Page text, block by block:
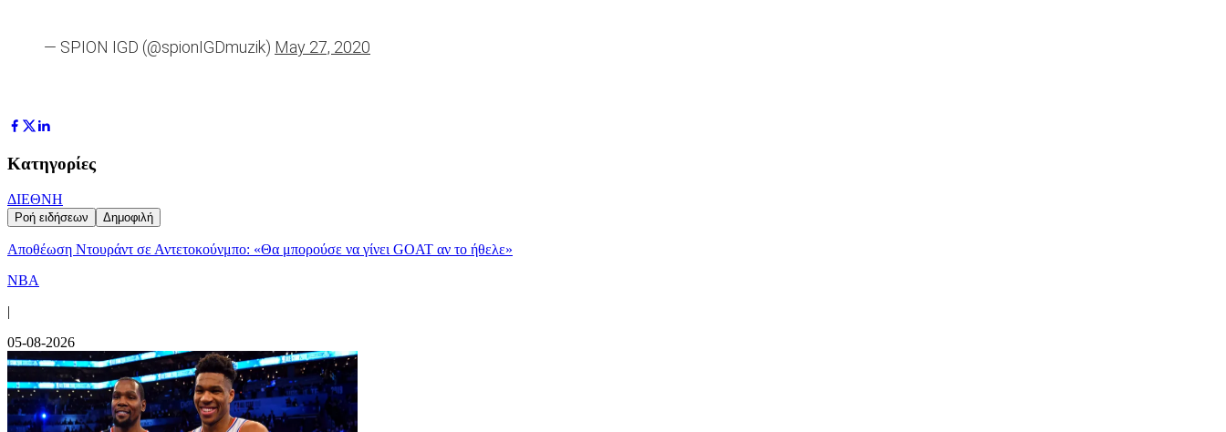
— SPION IGD (@spionIGDmuzik) May 27, 2020
Κατηγορίες
ΔΙΕΘΝΗ
Ροή ειδήσεων Δημοφιλή
Αποθέωση Ντουράντ σε Αντετοκούνμπο: «Θα μπορούσε να γίνει GOAT αν το ήθελε»
NBA
|
05-08-2026